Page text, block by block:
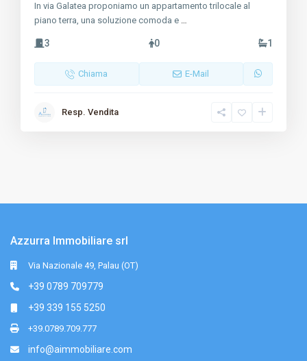
In via Galatea proponiamo un appartamento trilocale al
piano terra, una soluzione comoda e …
3 0 1
Chiama E-Mail
Resp. Vendita
Azzurra Immobiliare srl
Via Nazionale 49, Palau (OT)
+39 0789 709779
+39 339 155 5250
+39.0789.709.777
info@aimmobiliare.com